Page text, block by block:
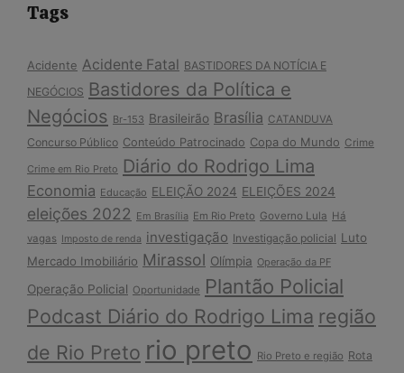
Tags
Acidente Acidente Fatal BASTIDORES DA NOTÍCIA E
NEGÓCIOS Bastidores da Política e
Negócios Br-153 Brasileirão Brasília CATANDUVA
Concurso Público Conteúdo Patrocinado Copa do Mundo Crime
Crime em Rio Preto Diário do Rodrigo Lima
Economia Educação ELEIÇÃO 2024 ELEIÇÕES 2024
eleições 2022 Em Brasília Em Rio Preto Governo Lula Há
vagas
Imposto de renda investigação Investigação policial Luto
Mercado Imobiliário Mirassol Olímpia Operação da PF
Operação Policial Oportunidade Plantão Policial
Podcast Diário do Rodrigo Lima região
de Rio Preto rio preto Rio Preto e região Rota